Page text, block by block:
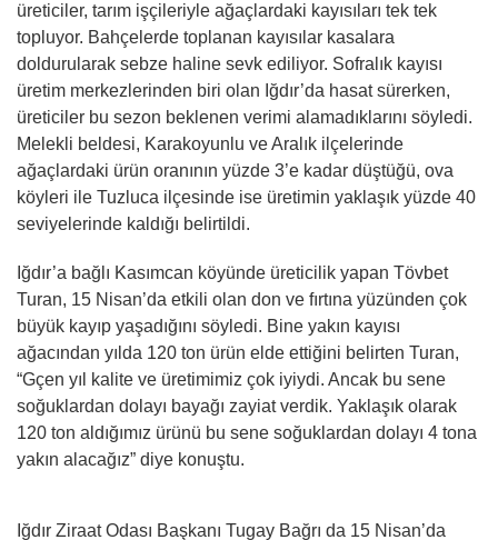
üreticiler, tarım işçileriyle ağaçlardaki kayısıları tek tek
topluyor. Bahçelerde toplanan kayısılar kasalara
doldurularak sebze haline sevk ediliyor. Sofralık kayısı
üretim merkezlerinden biri olan Iğdır’da hasat sürerken,
üreticiler bu sezon beklenen verimi alamadıklarını söyledi.
Melekli beldesi, Karakoyunlu ve Aralık ilçelerinde
ağaçlardaki ürün oranının yüzde 3’e kadar düştüğü, ova
köyleri ile Tuzluca ilçesinde ise üretimin yaklaşık yüzde 40
seviyelerinde kaldığı belirtildi.
Iğdır’a bağlı Kasımcan köyünde üreticilik yapan Tövbet
Turan, 15 Nisan’da etkili olan don ve fırtına yüzünden çok
büyük kayıp yaşadığını söyledi. Bine yakın kayısı
ağacından yılda 120 ton ürün elde ettiğini belirten Turan,
“Gçen yıl kalite ve üretimimiz çok iyiydi. Ancak bu sene
soğuklardan dolayı bayağı zayiat verdik. Yaklaşık olarak
120 ton aldığımız ürünü bu sene soğuklardan dolayı 4 tona
yakın alacağız” diye konuştu.
Iğdır Ziraat Odası Başkanı Tugay Bağrı da 15 Nisan’da